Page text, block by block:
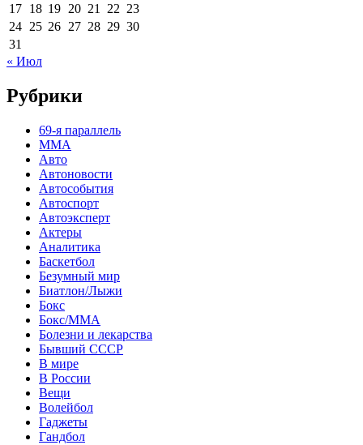
17 18 19 20 21 22 23
24 25 26 27 28 29 30
31
« Июл
Рубрики
69-я параллель
MMA
Авто
Автоновости
Автособытия
Автоспорт
Автоэксперт
Актеры
Аналитика
Баскетбол
Безумный мир
Биатлон/Лыжи
Бокс
Бокс/MMA
Болезни и лекарства
Бывший СССР
В мире
В России
Вещи
Волейбол
Гаджеты
Гандбол